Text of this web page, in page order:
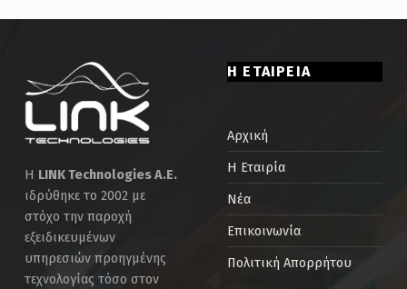
Skip back to main navigation
Η LINK Technologies Α.Ε.
ιδρύθηκε το 2002 με
στόχο την παροχή
εξειδικευμένων
υπηρεσιών προηγμένης
τεχνολογίας τόσο στον
Η ΕΤΑΙΡΕΙΑ
Αρχική
Η Εταιρία
Νέα
Επικοινωνία
Πολιτική Απορρήτου